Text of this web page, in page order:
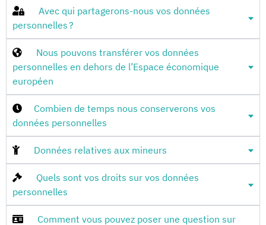
Avec qui partagerons-nous vos données
personnelles ?
Nous pouvons transférer vos données
personnelles en dehors de l’Espace économique
européen
Combien de temps nous conserverons vos
données personnelles
Données relatives aux mineurs
Quels sont vos droits sur vos données
personnelles
Comment vous pouvez poser une question sur